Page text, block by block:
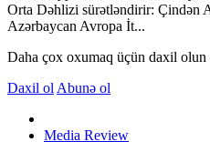
Orta Dəhlizi sürətləndirir: Çindən
Azərbaycan Avropa İt...
Daha çox oxumaq üçün daxil olun
Daxil ol Abunə ol
Media Review